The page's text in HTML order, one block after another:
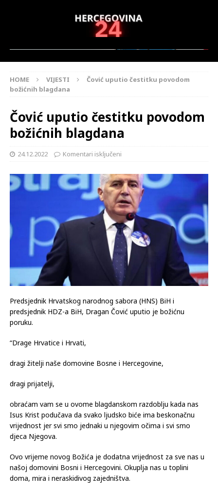
HOME VIJESTI
Čović uputio čestitku povodom
božićnih blagdana
Čović uputio čestitku povodom
božićnih blagdana
24.12.2022 Komentari isključeni
predsjednik HDZ-a BiH, Dragan Čović uputio je božićnu
poruku.
“Drage Hrvatice i Hrvati,
dragi žitelji naše domovine Bosne i Hercegovine,
dragi prijatelji,
obraćam vam se u ovome blagdanskom razdoblju kada nas
vrijednost jer svi smo jednaki u njegovim očima i svi smo
djeca Njegova.